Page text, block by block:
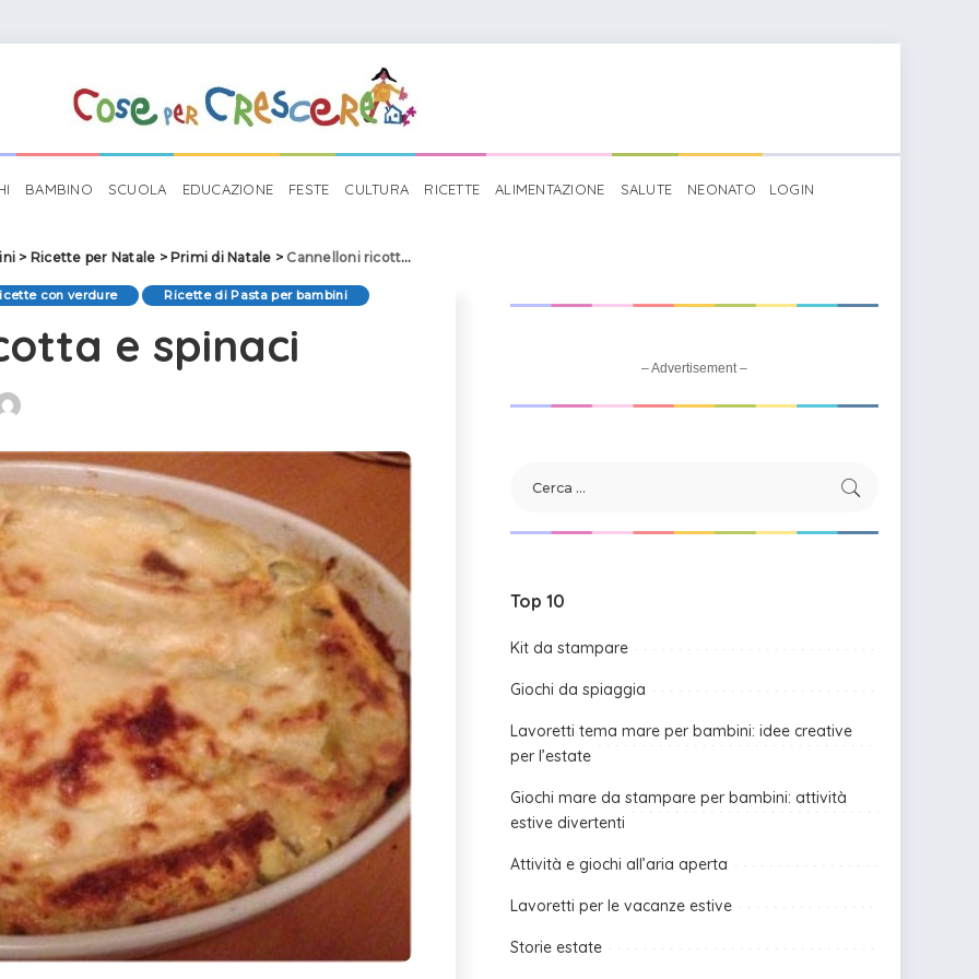
BAMBINO SCUOLA EDUCAZIONE FESTE CULTURA RICETTE ALIMENTAZIONE SALUTE NEONATO LOGIN
> Ricette per Natale > Primi di Natale > Cannelloni ricotta e spinaci
con verdure Ricette di Pasta per bambini
e spinaci – Advertisement –
Top 10
Kit da stampare
Giochi da spiaggia
Lavoretti tema mare per bambini: idee creative
per l’estate
Giochi mare da stampare per bambini: attività
estive divertenti
Attività e giochi all’aria aperta
Lavoretti per le vacanze estive
Storie estate